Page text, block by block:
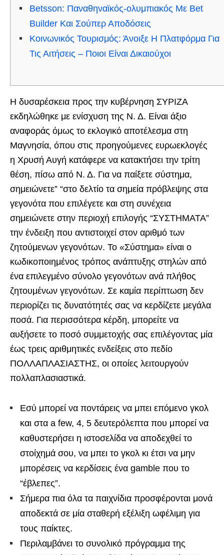
Betsson: Παναθηναϊκός-ολυμπιακός Με Bet
Builder Και Σούπερ Αποδόσεις
Κοινωνικός Τουρισμός: Άνοιξε Η Πλατφόρμα Για
Τις Αιτήσεις – Ποιοι Είναι Δικαιούχοι
Η δυσαρέσκεια προς την κυβέρνηση ΣΥΡΙΖΑ
εκδηλώθηκε με ενίσχυση της Ν. Δ. Είναι άξιο
αναφοράς όμως το εκλογικό αποτέλεσμα στη
Μαγνησία, όπου στις προηγούμενες ευρωεκλογές
η Χρυσή Αυγή κατάφερε να κατακτήσει την τρίτη
θέση, πίσω από Ν. Δ. Για να παίξετε σύστημα,
σημειώνετε” “στο δελτίο τα σημεία πρόβλεψης στα
γεγονότα που επιλέγετε και στη συνέχεια
σημειώνετε στην περιοχή επιλογής “ΣΥΣΤΗΜΑΤΑ”
την ένδειξη που αντιστοιχεί στον αριθμό των
ζητούμενων γεγονότων. Το «Σύστημα» είναι ο
κωδικοποιημένος τρόπος ανάπτυξης στηλών από
ένα επιλεγμένο σύνολο γεγονότων ανά πλήθος
ζητουμένων γεγονότων. Σε καμία περίπτωση δεν
περιορίζει τις δυνατότητές σας να κερδίζετε μεγάλα
ποσά. Για περισσότερα κέρδη, μπορείτε να
αυξήσετε το ποσό συμμετοχής σας επιλέγοντας μία
έως τρεις αριθμητικές ενδείξεις στο πεδίο
ΠΟΛΛΑΠΛΑΣΙΑΣΤΗΣ, οι οποίες λειτουργούν
πολλαπλασιαστικά.
Εσύ μπορεί να ποντάρεις να μπει επόμενο γκολ
και στα a few, 4, 5 δευτερόλεπτα που μπορεί να
καθυστερήσει η ιστοσελίδα να αποδεχθεί το
στοίχημά σου, να μπει το γκολ κι έτσι να μην
μπορέσεις να κερδίσεις ένα gamble που το
“έβλεπες”.
Σήμερα πια όλα τα παιχνίδια προσφέρονται μονά
αποδεκτά σε μία σταθερή εξέλιξη ωφέλιμη για
τους παίκτες.
Περιλαμβάνει το συνολικό πρόγραμμα της